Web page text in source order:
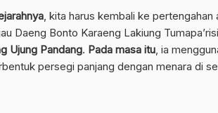
, kita harus kembali ke
Daeng Bonto Karaeng Lakiung
Ujung Pandang. Pada masa itu , ia
persegi panjang dengan menara di